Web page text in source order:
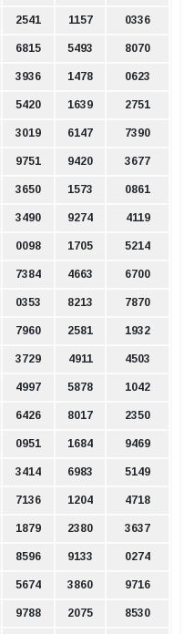
2541 1157 0336
6815 5493 8070
3936 1478 0623
5420 1639 2751
3019 6147 7390
9751 9420 3677
3650 1573 0861
3490 9274 4119
0098 1705 5214
7384 4663 6700
0353 8213 7870
7960 2581 1932
3729 4911 4503
4997 5878 1042
6426 8017 2350
0951 1684 9469
3414 6983 5149
7136 1204 4718
1879 2380 3637
8596 9133 0274
5674 3860 9716
9788 2075 8530